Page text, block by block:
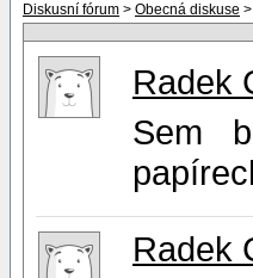
Diskusní fórum > Obecná diskuse
Radek
Sem
Radek